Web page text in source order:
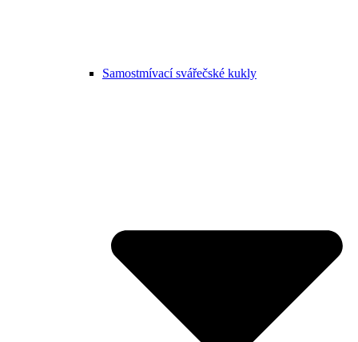
Samostmívací svářečské kukly